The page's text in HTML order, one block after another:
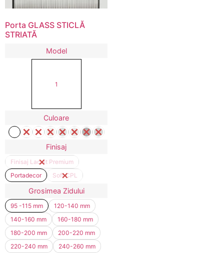
Porta GLASS STICLĂ
STRIATĂ
Model
1
Culoare
Finisaj
Finisaj Lacuit Premium
Portadecor
Soft CPL
Grosimea Zidului
95 -115 mm
120-140 mm
140-160 mm
160-180 mm
180-200 mm
200-220 mm
220-240 mm
240-260 mm